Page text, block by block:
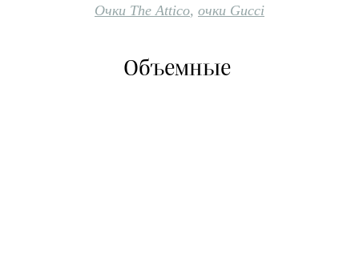
Очки The Attico, очки Gucci
Объемные